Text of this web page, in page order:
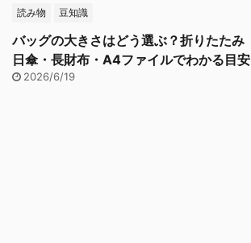
読み物 豆知識
バッグの大きさはどう選ぶ？折りたたみ
日傘・長財布・A4ファイルでわかる目安
2026/6/19